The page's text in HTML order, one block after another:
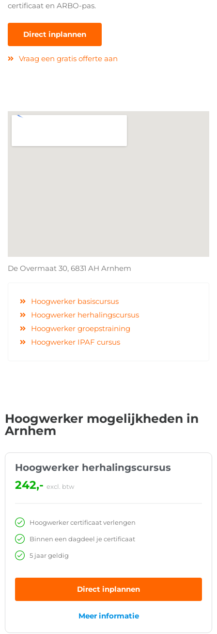
certificaat en ARBO-pas.
Direct inplannen
Vraag een gratis offerte aan
De Overmaat 30, 6831 AH Arnhem
Hoogwerker basiscursus
Hoogwerker herhalingscursus
Hoogwerker groepstraining
Hoogwerker IPAF cursus
Hoogwerker mogelijkheden in
Arnhem
Hoogwerker herhalingscursus
242,- excl. btw
Hoogwerker certificaat verlengen
Binnen een dagdeel je certificaat
5 jaar geldig
Direct inplannen
Meer informatie